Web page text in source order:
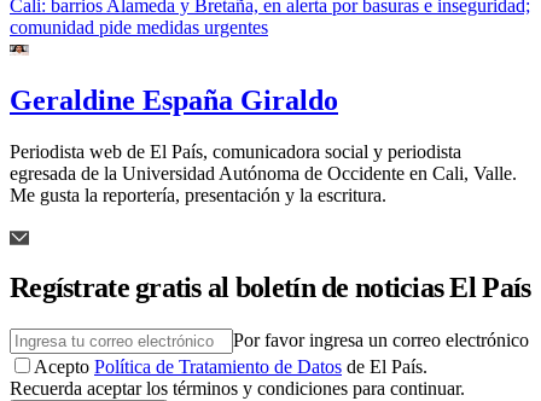
Cali: barrios Alameda y Bretaña, en alerta por basuras e inseguridad;
comunidad pide medidas urgentes
Geraldine España Giraldo
Periodista web de El País, comunicadora social y periodista
egresada de la Universidad Autónoma de Occidente en Cali, Valle.
Me gusta la reportería, presentación y la escritura.
Regístrate gratis al boletín de noticias El País
Por favor ingresa un correo electrónico
Acepto Política de Tratamiento de Datos de El País.
Recuerda aceptar los términos y condiciones para continuar.